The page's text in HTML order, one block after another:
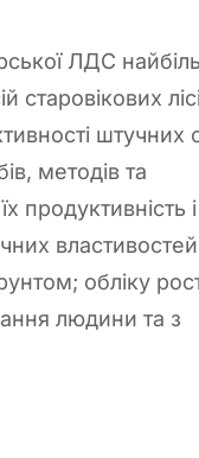
ЛДС
штучних
методів та
і
властивостей
обліку
людини та з